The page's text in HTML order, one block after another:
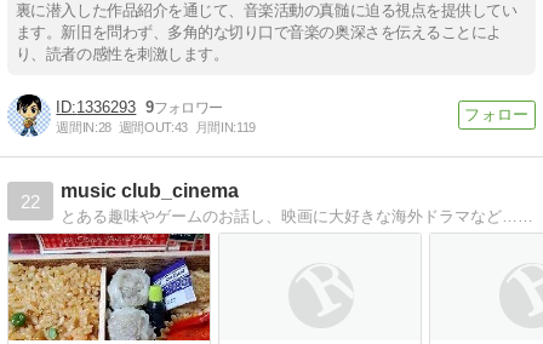
裏に潜入した作品紹介を通じて、音楽活動の真髄に迫る視点を提供してい
ます。新旧を問わず、多角的な切り口で音楽の奥深さを伝えることによ
り、読者の感性を刺激します。
1336293 9
週間IN:28 週間OUT:43 月間IN:119
22
music club_cinema